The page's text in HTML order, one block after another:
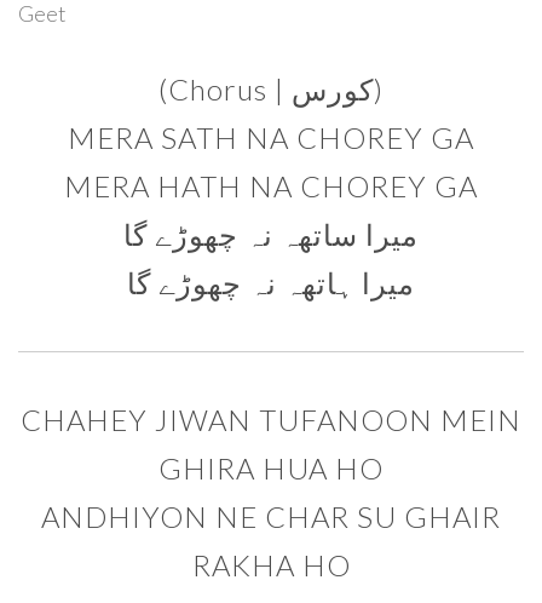
Geet
(Chorus | کورس)
MERA SATH NA CHOREY GA
MERA HATH NA CHOREY GA
میرا ساتھہ نہ چھوڑے گا
میرا ہاتھہ نہ چھوڑے گا
CHAHEY JIWAN TUFANOON MEIN
GHIRA HUA HO
ANDHIYON NE CHAR SU GHAIR
RAKHA HO